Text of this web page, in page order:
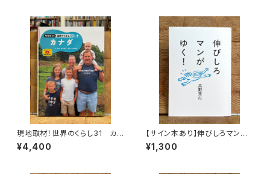
現地取材！世界のくらし31 カナ
ダ
¥4,400
【サイン本あり】伸びしろマンが
ゆく！
¥1,300